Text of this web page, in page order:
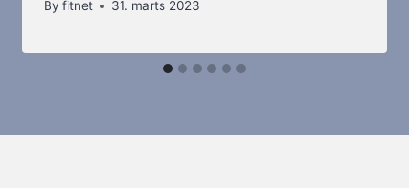
By fitnet 31. marts 2023